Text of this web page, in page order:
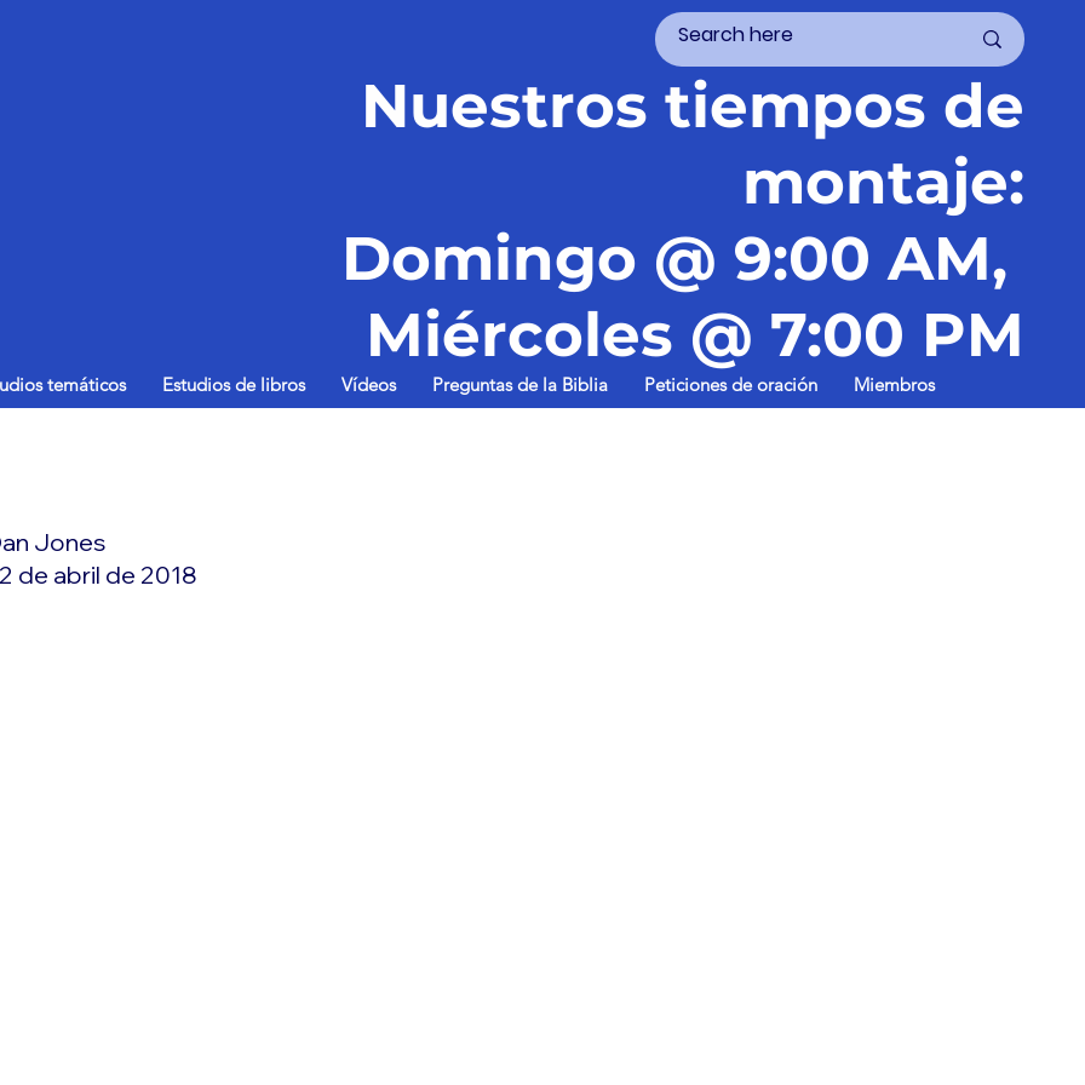
Nuestros tiempos de
montaje:
Domingo @ 9:00 AM,
Miércoles @ 7:00 PM
temáticos Estudios de libros Vídeos Preguntas de la Biblia Peticiones de oración Miembros
Jones
de abril de 2018